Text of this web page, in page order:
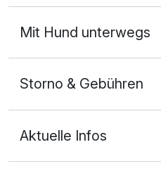
Zusatznächte
Mit Hund unterwegs
Storno & Gebühren
Aktuelle Infos